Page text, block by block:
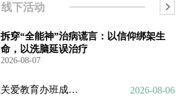
线下活动
拆穿“全能神”治病谎言：以信仰绑架生
命，以洗脑延误治疗
2026-08-07
浙江义乌走读式关爱教育办班成功转化9名“全能神”“全范围教会”等邪教人员
2026-08-06